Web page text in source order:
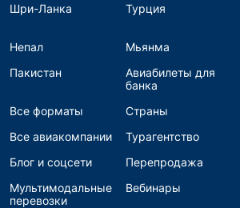
Шри-Ланка
Турция
Непал
Мьянма
Пакистан
Авиабилеты для
банка
Все форматы Страны
Все авиакомпании
Турагентство
Блог и соцсети
Перепродажа
Мультимодальные
перевозки
Вебинары